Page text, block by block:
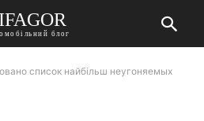
блог
список найбільш неугоняемых